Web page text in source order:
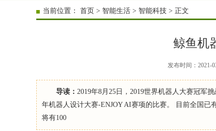
当前位置： 首页 > 智能生活 > 智能科技 > 正文
鲸鱼机
发布时间：2021-
导读： 2019年8月25日，2019世界机器人大赛冠军
年机器人设计大赛-ENJOY AI赛项的比赛。 目前全国已
将有100